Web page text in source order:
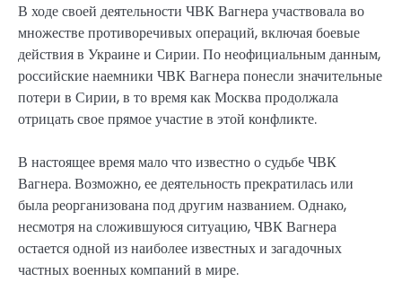
В ходе своей деятельности ЧВК Вагнера участвовала во
множестве противоречивых операций, включая боевые
действия в Украине и Сирии. По неофициальным данным,
российские наемники ЧВК Вагнера понесли значительные
потери в Сирии, в то время как Москва продолжала
отрицать свое прямое участие в этой конфликте.
В настоящее время мало что известно о судьбе ЧВК
Вагнера. Возможно, ее деятельность прекратилась или
была реорганизована под другим названием. Однако,
несмотря на сложившуюся ситуацию, ЧВК Вагнера
остается одной из наиболее известных и загадочных
частных военных компаний в мире.